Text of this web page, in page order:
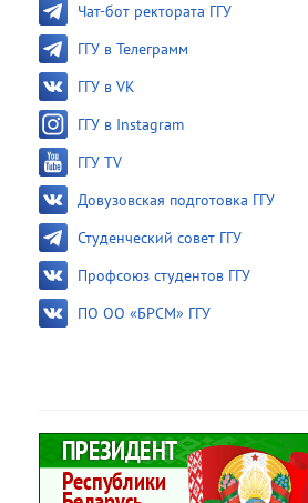
Чат-бот ректората ГГУ
ГГУ в Телеграмм
ГГУ в VK
ГГУ в Instagram
ГГУ TV
Довузовская подготовка ГГУ
Студенческий совет ГГУ
Профсоюз студентов ГГУ
ПО ОО «БРСМ» ГГУ